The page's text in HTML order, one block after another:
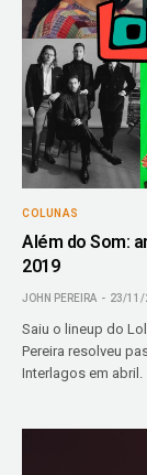
COLUNAS
Além do Som:
2019
JOHN PEREIRA 23/11/
Saiu o lineup do
Pereira resolveu
Interlagos em abril.